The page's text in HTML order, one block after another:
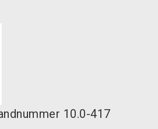
10.0-417